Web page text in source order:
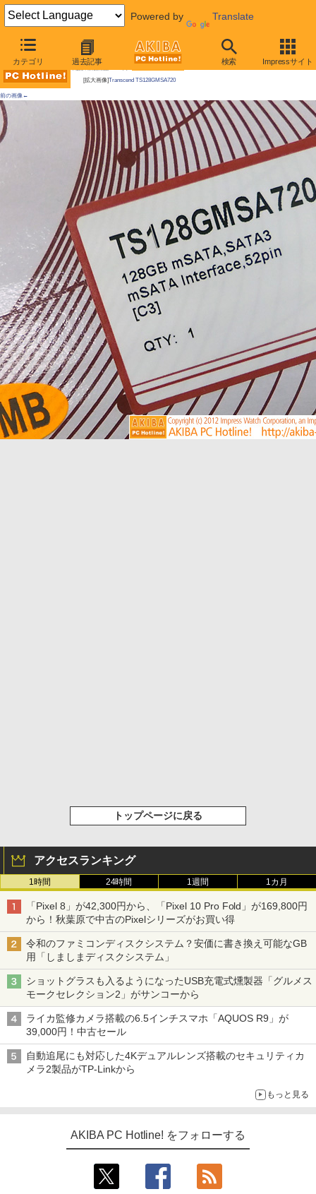
Powered by Translate
カテゴリ 過去記事 検索 Impressサイト
AKIBA PC Hotline!
[拡大画像]Transcend TS128GMSA720
前の画像←
トップページに戻る
アクセスランキング
1時間 24時間 1週間 1カ月
「Pixel 8」が42,300円から、「Pixel 10 Pro Fold」が169,800円
から！秋葉原で中古のPixelシリーズがお買い得
令和のファミコンディスクシステム？安価に書き換え可能なGB
用「しましまディスクシステム」
ショットグラスも入るようになったUSB充電式燻製器「グルメス
モークセレクション2」がサンコーから
ライカ監修カメラ搭載の6.5インチスマホ「AQUOS R9」が
39,000円！中古セール
自動追尾にも対応した4Kデュアルレンズ搭載のセキュリティカ
メラ2製品がTP-Linkから
もっと見る
AKIBA PC Hotline! をフォローする